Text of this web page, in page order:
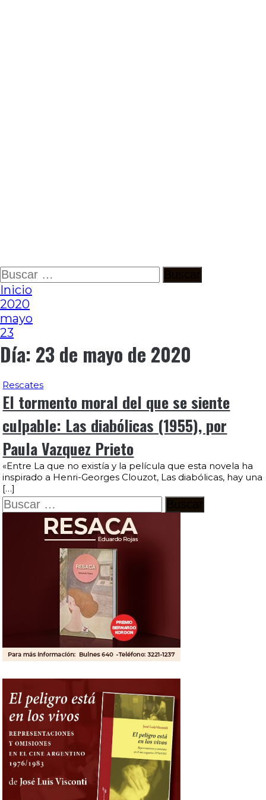
Ir
al
contenido
Buscar:
Inicio
2020
mayo
23
Día: 23 de mayo de 2020
Rescates
El tormento moral del que se siente
culpable: Las diabólicas (1955), por
Paula Vazquez Prieto
«Entre La que no existía y la película que esta novela ha
inspirado a Henri-Georges Clouzot, Las diabólicas, hay una
[…]
Buscar: